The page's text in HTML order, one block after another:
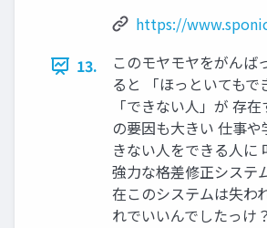
https://
13.
このモヤモヤをがんば
ると 「ほっといてもで
「できない人」が 存
の要因も大きい 仕事
きない人をできる人に
強力な格差修正システ
在このシステムは失わ
れでいいんでしたっけ？